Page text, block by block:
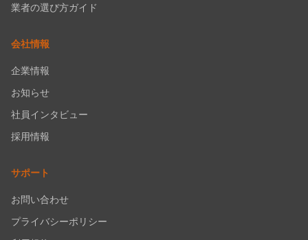
業者の選び方ガイド
会社情報
企業情報
お知らせ
社員インタビュー
採用情報
サポート
お問い合わせ
プライバシーポリシー